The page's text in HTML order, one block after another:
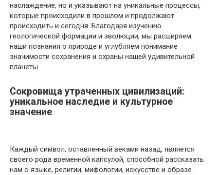
наслаждение, но и указывают на уникальные процессы,
которые происходили в прошлом и продолжают
происходить и сегодня. Благодаря изучению
геологической формации и эволюции, мы расширяем
наши познания о природе и углубляем понимание
значимости сохранения и охраны нашей удивительной
планеты.
Сокровища утраченных цивилизаций:
уникальное наследие и культурное
значение
Каждый символ, оставленный веками назад, является
своего рода временной капсулой, способной рассказать
нам о языке, религии, мифологии, искусстве и образе